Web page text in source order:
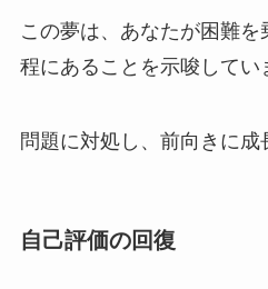
この夢は、あなたが困難
程にあることを示唆してい
問題に対処し、前向きに成
自己評価の回復